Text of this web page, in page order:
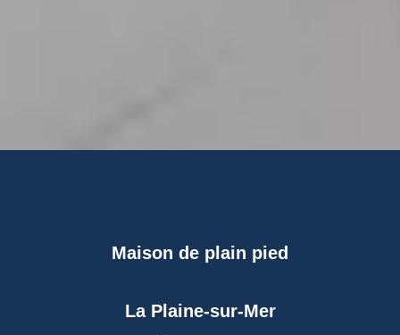
Maison de plain pied
La Plaine-sur-Mer